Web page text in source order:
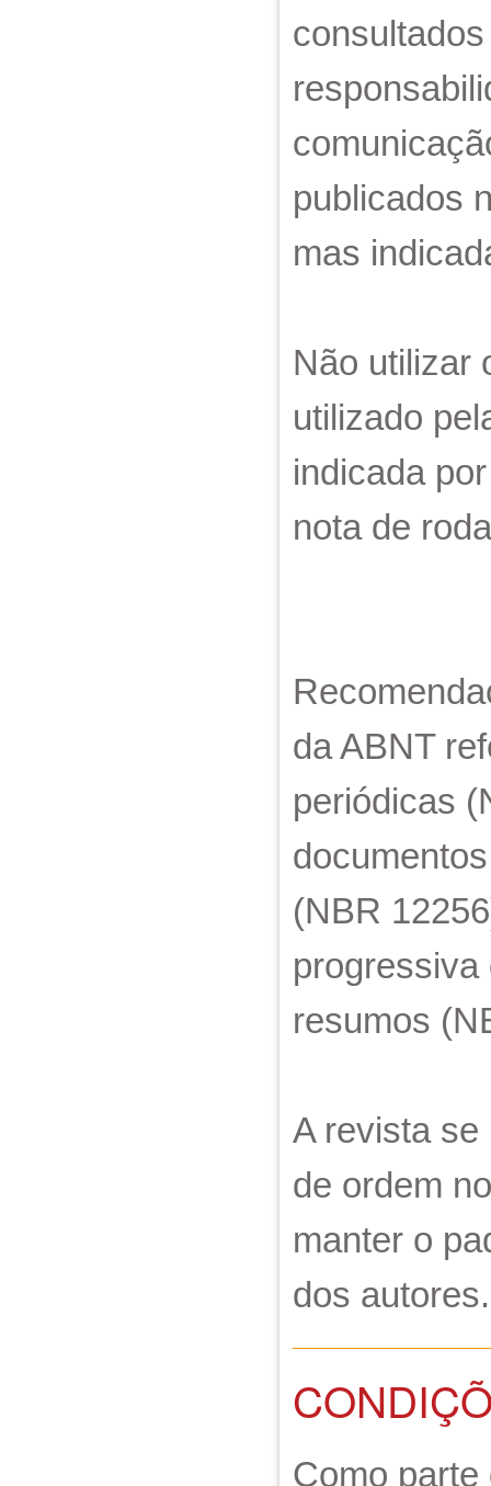
publicados
mas
Não utilizar
utilizado
indicada
nota de
da ABNT
periódicas
(NBR
resumos
A revista se
de ordem
manter o
dos autores.
Como